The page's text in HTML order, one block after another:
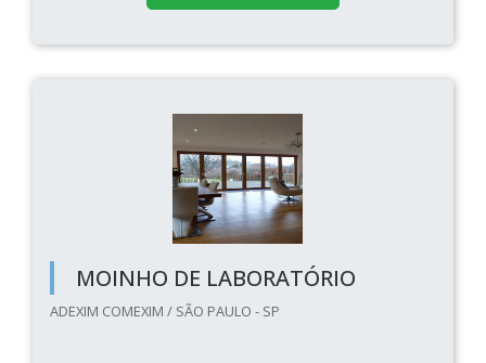
MOINHO DE LABORATÓRIO
ADEXIM COMEXIM / SÃO PAULO - SP